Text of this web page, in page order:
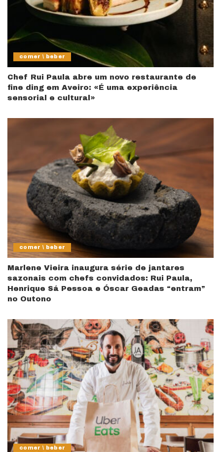
comer \ beber
Chef Rui Paula abre um novo restaurante de
fine ding em Aveiro: «É uma experiência
sensorial e cultural»
comer \ beber
Marlene Vieira inaugura série de jantares
sazonais com chefs convidados: Rui Paula,
Henrique Sá Pessoa e Óscar Geadas “entram”
no Outono
comer \ beber